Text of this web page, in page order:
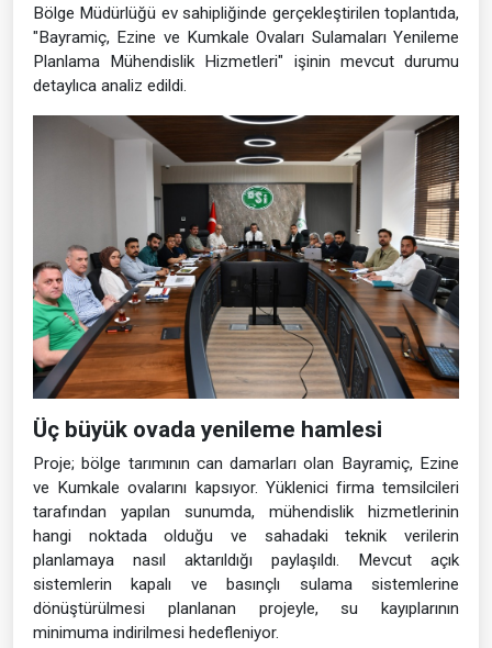
Bölge Müdürlüğü ev sahipliğinde gerçekleştirilen toplantıda,
"Bayramiç, Ezine ve Kumkale Ovaları Sulamaları Yenileme
Planlama Mühendislik Hizmetleri" işinin mevcut durumu
detaylıca analiz edildi.
Üç büyük ovada yenileme hamlesi
Proje; bölge tarımının can damarları olan Bayramiç, Ezine
ve Kumkale ovalarını kapsıyor. Yüklenici firma temsilcileri
tarafından yapılan sunumda, mühendislik hizmetlerinin
hangi noktada olduğu ve sahadaki teknik verilerin
planlamaya nasıl aktarıldığı paylaşıldı. Mevcut açık
sistemlerin kapalı ve basınçlı sulama sistemlerine
dönüştürülmesi planlanan projeyle, su kayıplarının
minimuma indirilmesi hedefleniyor.